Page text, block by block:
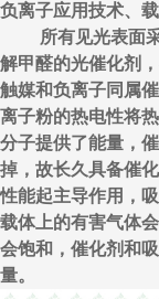
负离子应用技术、
所有见光表面采
解甲醛的光催化剂
触媒和负离子同属
离子粉的热电性将
分子提供了能量，
掉，故长久具备催
性能起主导作用，
载体上的有害气体
会饱和，催化剂和
量。